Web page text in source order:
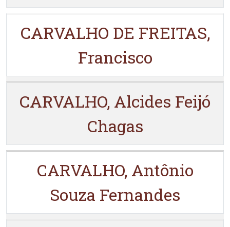
CARVALHO DE FREITAS,
Francisco
CARVALHO, Alcides Feijó
Chagas
CARVALHO, Antônio
Souza Fernandes